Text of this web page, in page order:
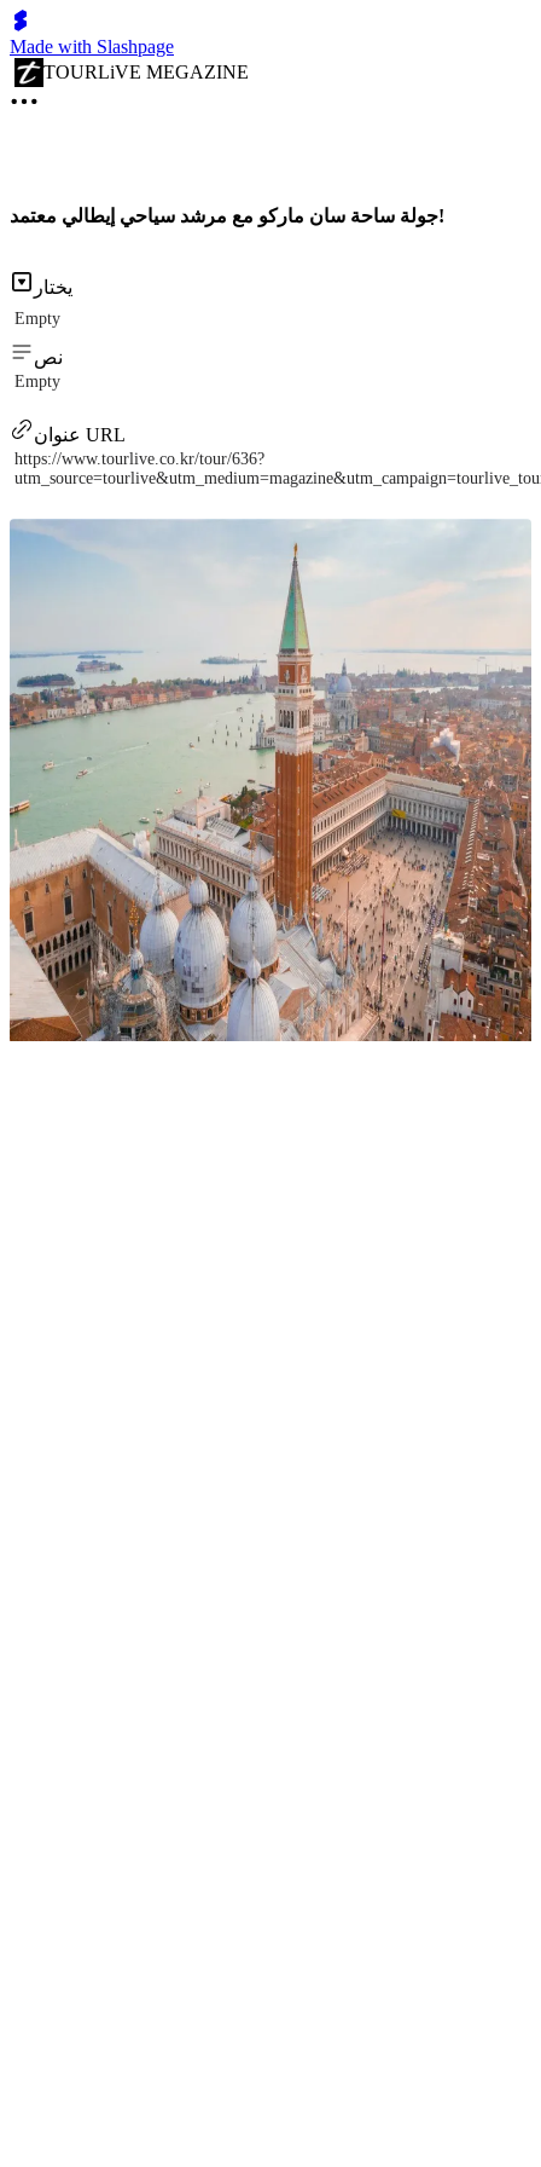
Made with Slashpage
TOURLiVE MEGAZINE
جولة ساحة سان ماركو مع مرشد سياحي إيطالي معتمد!
يختار
Empty
نص
Empty
عنوان URL
https://www.tourlive.co.kr/tour/636?